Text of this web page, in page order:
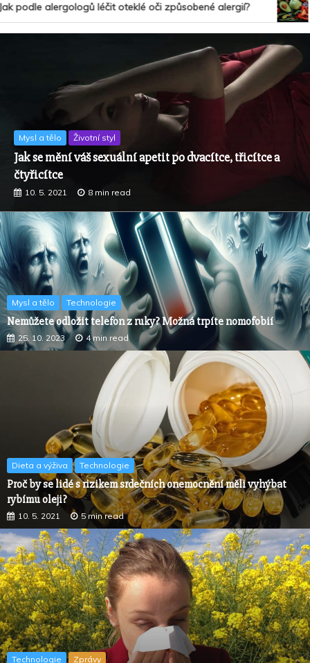
podle alergologů léčit oteklé oči způsobené alergií?
Dieta a výživa Životní styl
Tohle je množství bílkovin, které skutečně potřebujete
sníst za den
23. 2. 2020 7 min read
Mysl a tělo Technologie
Nemůžete odložit telefon z ruky? Možná trpíte nomofobií
25. 10. 2023 4 min read
Dieta a výživa Technologie
Proč by se lidé s rizikem srdečních onemocnění měli vyhýbat
rybímu oleji?
10. 5. 2021 5 min read
Technologie Zprávy